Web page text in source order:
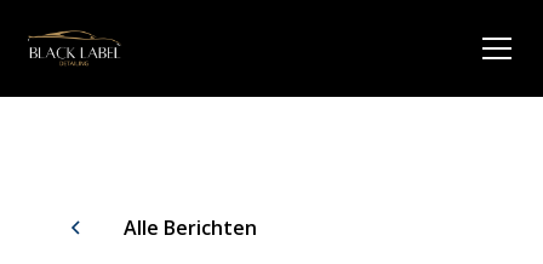
Alle Berichten